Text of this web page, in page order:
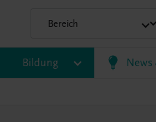
Bildung News
HF/TFS HLM/HLK